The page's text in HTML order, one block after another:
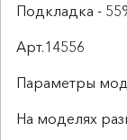
Подкладка -
Арт.14556
Параметры
На моделях